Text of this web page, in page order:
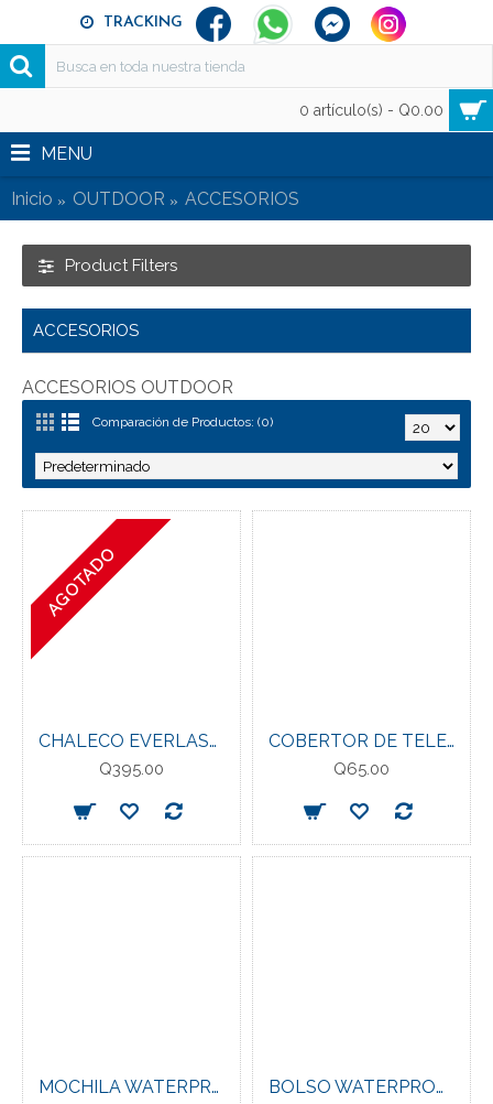
TRACKING
0 artículo(s) - Q0.00
MENU
Inicio OUTDOOR ACCESORIOS
Product Filters
ACCESORIOS
ACCESORIOS OUTDOOR
Comparación de Productos: (0)
AGOTADO
CHALECO EVERLAST DE HIDRATACION 2LT PK
Q395.00
COBERTOR DE TELEFONO WATERPROOF EVERLAST CLEAR
Q65.00
MOCHILA WATERPROOF EVERLAST 35LT. BOLSO WATERPROOF EVERLAST 5LT. YW